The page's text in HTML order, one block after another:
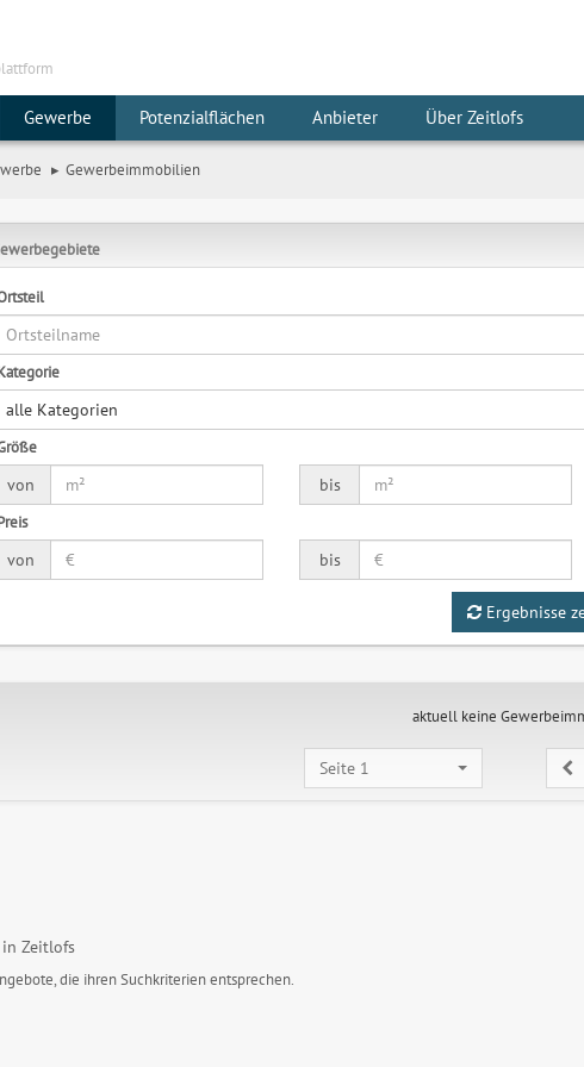
Gewerbe Potenzialflächen Anbieter Über Zeitlofs
Gewerbeimmobilien
alle Kategorien
von
bis
von
bis
Ergebnisse
aktuell keine
Seite 1
Zeitlofs
die ihren Suchkriterien entsprechen.